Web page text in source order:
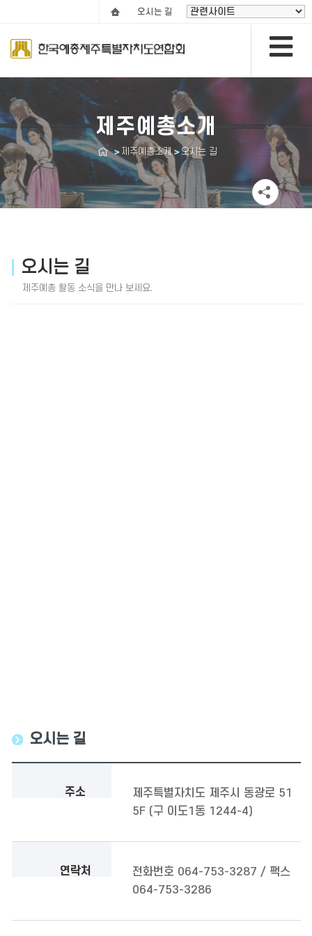
오시는 길
제주예총소개
제주예총소개 오시는 길
오시는 길
제주예총 활동 소식을 만나 보세요.
오시는 길
주소
제주특별자치도 제주시 동광로 51
5F (구 이도1동 1244-4)
연락처
전화번호 064-753-3287 / 팩스
064-753-3286